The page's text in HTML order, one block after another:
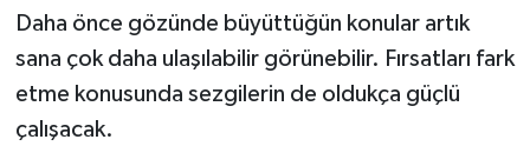
Daha önce gözünde büyüttüğün konular artık
sana çok daha ulaşılabilir görünebilir. Fırsatları fark
etme konusunda sezgilerin de oldukça güçlü
çalışacak.